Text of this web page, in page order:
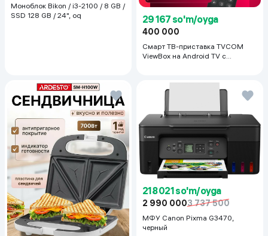
Моноблок Bikon / i3-2100 / 8 GB /
SSD 128 GB / 24", oq
29 167 so'm/oyga
400 000
Смарт ТВ-приставка TVCOM
ViewBox на Android TV с
218 021 so'm/oyga
2 990 0003 737 500
МФУ Canon Pixma G3470,
черный